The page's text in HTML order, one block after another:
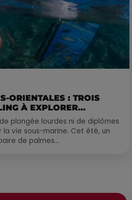
ORIENTALES : TROIS
À EXPLORER...
plongée lourdes ni de diplômes
la vie sous-marine. Cet été, un
de palmes...